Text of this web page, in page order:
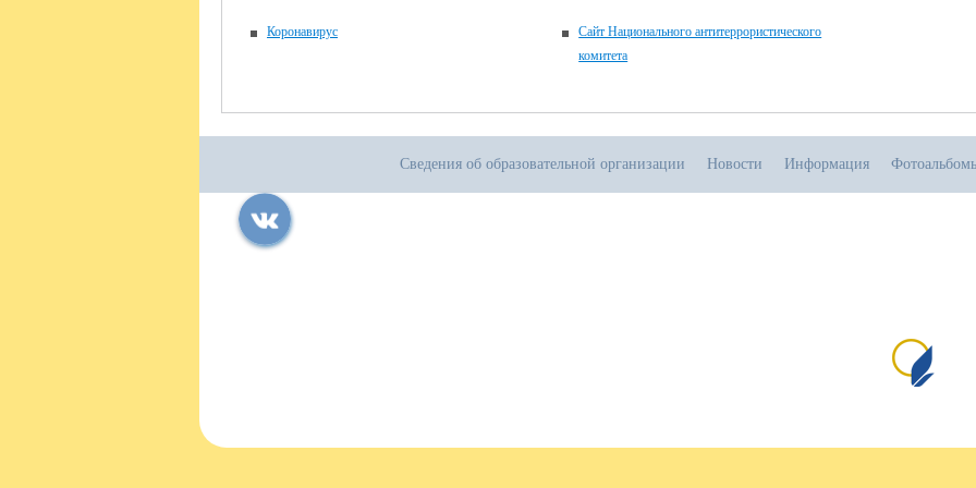
Коронавирус
Сайт Национального антитеррористического
комитета
Сведения об образовательной организации Новости Информация